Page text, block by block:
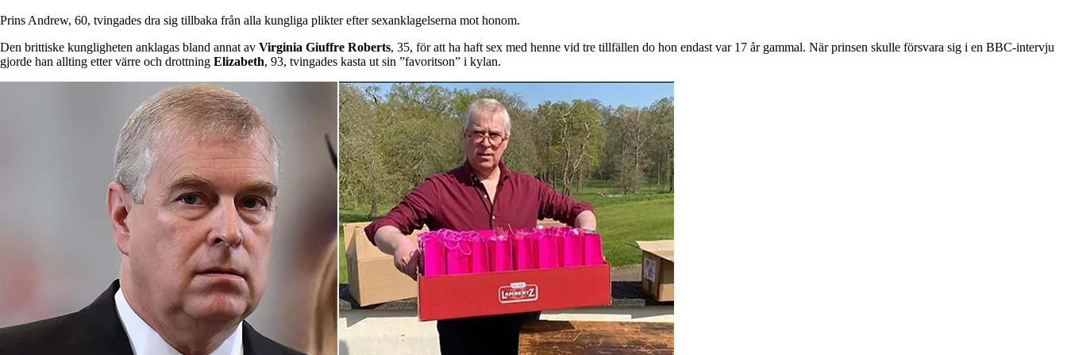
Prins Andrew, 60, tvingades dra sig tillbaka från alla kungliga plikter efter sexanklagelserna mot honom.
Den brittiske kungligheten anklagas bland annat av Virginia Giuffre Roberts, 35, för att ha haft sex med henne vid tre tillfällen do hon endast var 17 år gammal. När prinsen skulle försvara sig i en BBC-intervju
gjorde han allting etter värre och drottning Elizabeth, 93, tvingades kasta ut sin ”favoritson” i kylan.